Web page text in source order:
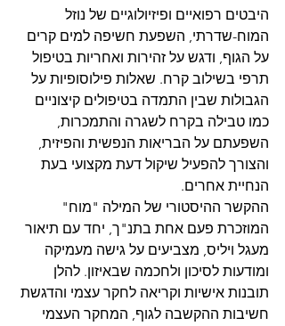
היבטים רפואיים ופיזיולוגיים של נוזל
המוח-שדרתי, השפעת חשיפה למים קרים
על הגוף, ודגש על זהירות ואחריות בטיפול
תרפי בשילוב קרח. שאלות פילוסופיות על
הגבולות שבין התמדה בטיפולים קיצוניים
כמו טבילה בקרח לשגרה והתמכרות,
השפעתם על הבריאות הנפשית והפיזית,
והצורך להפעיל שיקול דעת מקצועי בעת
הנחיית אחרים.
ההקשר ההיסטורי של המילה "מוח"
המוזכרת פעם אחת בתנ"ך, יחד עם תיאור
מעגל ויליס, מצביעים על גישה מעמיקה
ומודעות לסיכון ולחכמה שבאיזון. להלן
תובנות אישיות וקריאה לחקר עצמי והדגשת
חשיבות ההקשבה לגוף, המחקר העצמי